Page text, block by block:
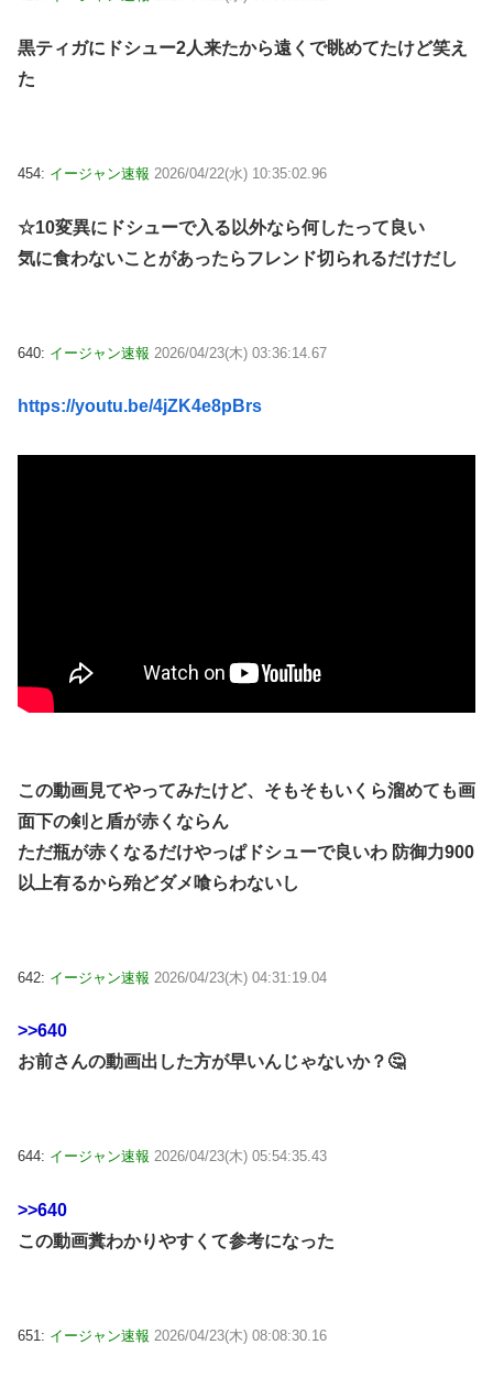
黒ティガにドシュー2人来たから遠くで眺めてたけど笑え
た
454: イージャン速報 2026/04/22(水) 10:35:02.96
☆10変異にドシューで入る以外なら何したって良い
気に食わないことがあったらフレンド切られるだけだし
640: イージャン速報 2026/04/23(木) 03:36:14.67
https://youtu.be/4jZK4e8pBrs
この動画見てやってみたけど、そもそもいくら溜めても画
面下の剣と盾が赤くならん
ただ瓶が赤くなるだけやっぱドシューで良いわ 防御力900
以上有るから殆どダメ喰らわないし
642: イージャン速報 2026/04/23(木) 04:31:19.04
>>640
お前さんの動画出した方が早いんじゃないか？🤔
644: イージャン速報 2026/04/23(木) 05:54:35.43
>>640
この動画糞わかりやすくて参考になった
651: イージャン速報 2026/04/23(木) 08:08:30.16